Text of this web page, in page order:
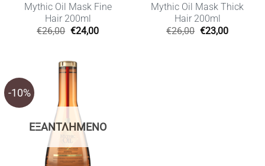
Mythic Oil Mask Fine
Hair 200ml
€26,00 Original
price
€24,00Η
Mythic Oil Mask Thick
Hair 200ml
€26,00 Original
price
€23,00Η
-10%
ΕΞΑΝΤΛΗΜΈΝΟ